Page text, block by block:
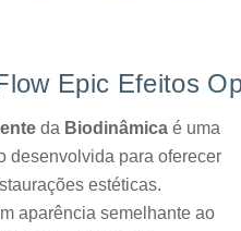
Epic Efeitos
da Biodinâmica é uma
desenvolvida para oferecer
estéticas.
aparência semelhante ao